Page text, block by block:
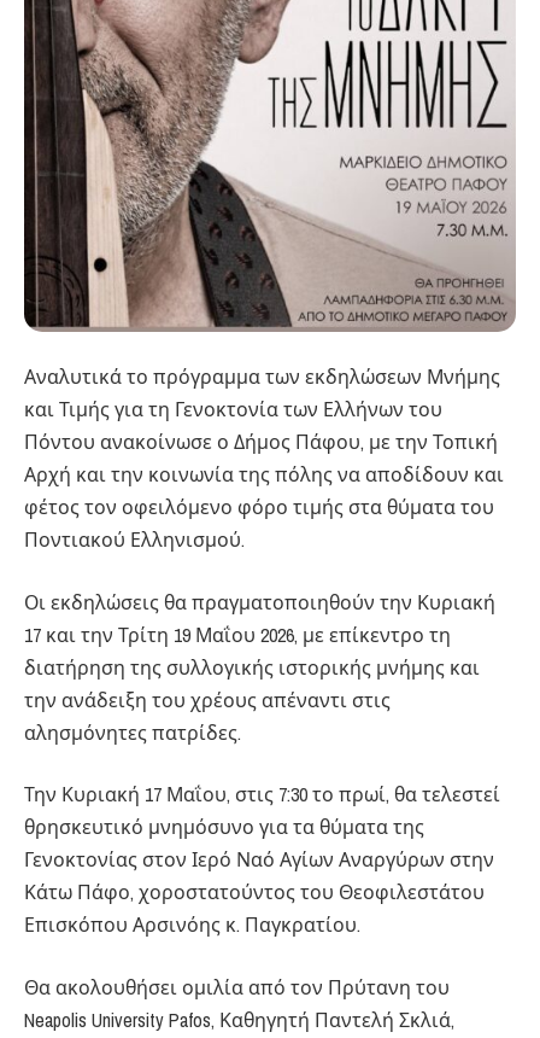
Αναλυτικά το πρόγραμμα των εκδηλώσεων Μνήμης
και Τιμής για τη Γενοκτονία των Ελλήνων του
Πόντου ανακοίνωσε ο Δήμος Πάφου, με την Τοπική
Αρχή και την κοινωνία της πόλης να αποδίδουν και
φέτος τον οφειλόμενο φόρο τιμής στα θύματα του
Ποντιακού Ελληνισμού.
Οι εκδηλώσεις θα πραγματοποιηθούν την Κυριακή
17 και την Τρίτη 19 Μαΐου 2026, με επίκεντρο τη
διατήρηση της συλλογικής ιστορικής μνήμης και
την ανάδειξη του χρέους απέναντι στις
αλησμόνητες πατρίδες.
Την Κυριακή 17 Μαΐου, στις 7:30 το πρωί, θα τελεστεί
θρησκευτικό μνημόσυνο για τα θύματα της
Γενοκτονίας στον Ιερό Ναό Αγίων Αναργύρων στην
Κάτω Πάφο, χοροστατούντος του Θεοφιλεστάτου
Επισκόπου Αρσινόης κ. Παγκρατίου.
Θα ακολουθήσει ομιλία από τον Πρύτανη του
Neapolis University Pafos, Καθηγητή Παντελή Σκλιά,